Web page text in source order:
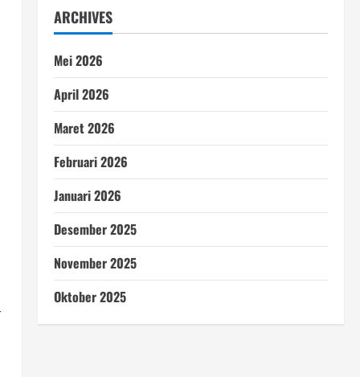
ARCHIVES
Mei 2026
April 2026
Maret 2026
Februari 2026
Januari 2026
Desember 2025
November 2025
Oktober 2025